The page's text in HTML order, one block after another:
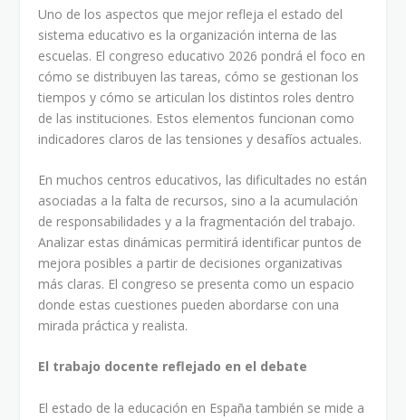
Uno de los aspectos que mejor refleja el estado del
sistema educativo es la organización interna de las
escuelas. El congreso educativo 2026 pondrá el foco en
cómo se distribuyen las tareas, cómo se gestionan los
tiempos y cómo se articulan los distintos roles dentro
de las instituciones. Estos elementos funcionan como
indicadores claros de las tensiones y desafíos actuales.
En muchos centros educativos, las dificultades no están
asociadas a la falta de recursos, sino a la acumulación
de responsabilidades y a la fragmentación del trabajo.
Analizar estas dinámicas permitirá identificar puntos de
mejora posibles a partir de decisiones organizativas
más claras. El congreso se presenta como un espacio
donde estas cuestiones pueden abordarse con una
mirada práctica y realista.
El trabajo docente reflejado en el debate
El estado de la educación en España también se mide a